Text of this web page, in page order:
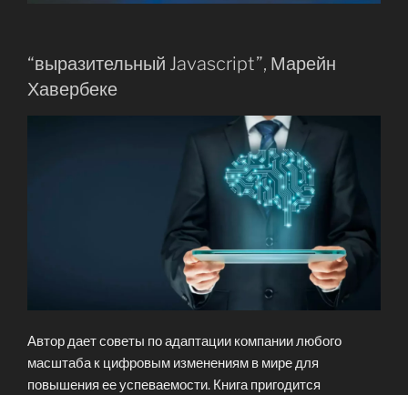
“выразительный Javascript”, Марейн
Хавербеке
Автор дает советы по адаптации компании любого
масштаба к цифровым изменениям в мире для
повышения ее успеваемости. Книга пригодится